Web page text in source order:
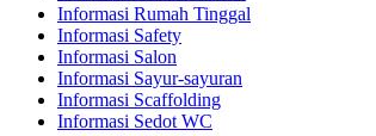
Informasi Rumah Tinggal
Informasi Safety
Informasi Salon
Informasi Sayur-sayuran
Informasi Scaffolding
Informasi Sedot WC